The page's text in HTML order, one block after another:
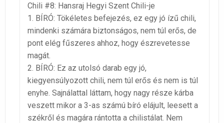
Chili #8: Hansraj Hegyi Szent Chili-je
1. BÍRÓ: Tökéletes befejezés, ez egy jó ízű chili,
mindenki számára biztonságos, nem túl erős, de
pont elég fűszeres ahhoz, hogy észrevetesse
magát.
2. BÍRÓ: Ez az utolsó darab egy jó,
kiegyensúlyozott chili, nem túl erős és nem is túl
enyhe. Sajnálattal láttam, hogy nagy része kárba
veszett mikor a 3-as számú bíró elájult, leesett a
székről és magára rántotta a chilistálat. Nem